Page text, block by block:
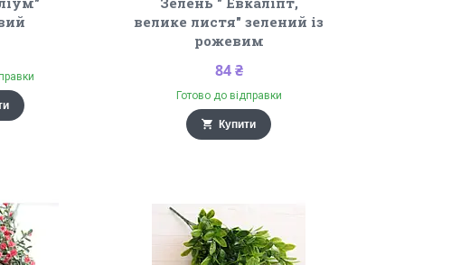
велике листя" зелений із
рожевим
84 ₴
Готово до відправки
Купити